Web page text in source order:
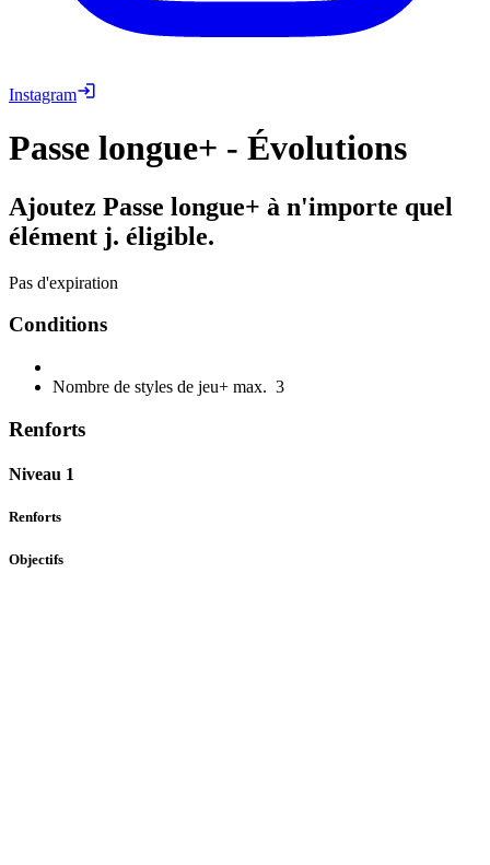
Instagram
Passe longue+ - Évolutions
Ajoutez Passe longue+ à n'importe quel
élément j. éligible.
Pas d'expiration
Conditions
Nombre de styles de jeu+ max. 3
Renforts
Niveau 1
Renforts
Objectifs